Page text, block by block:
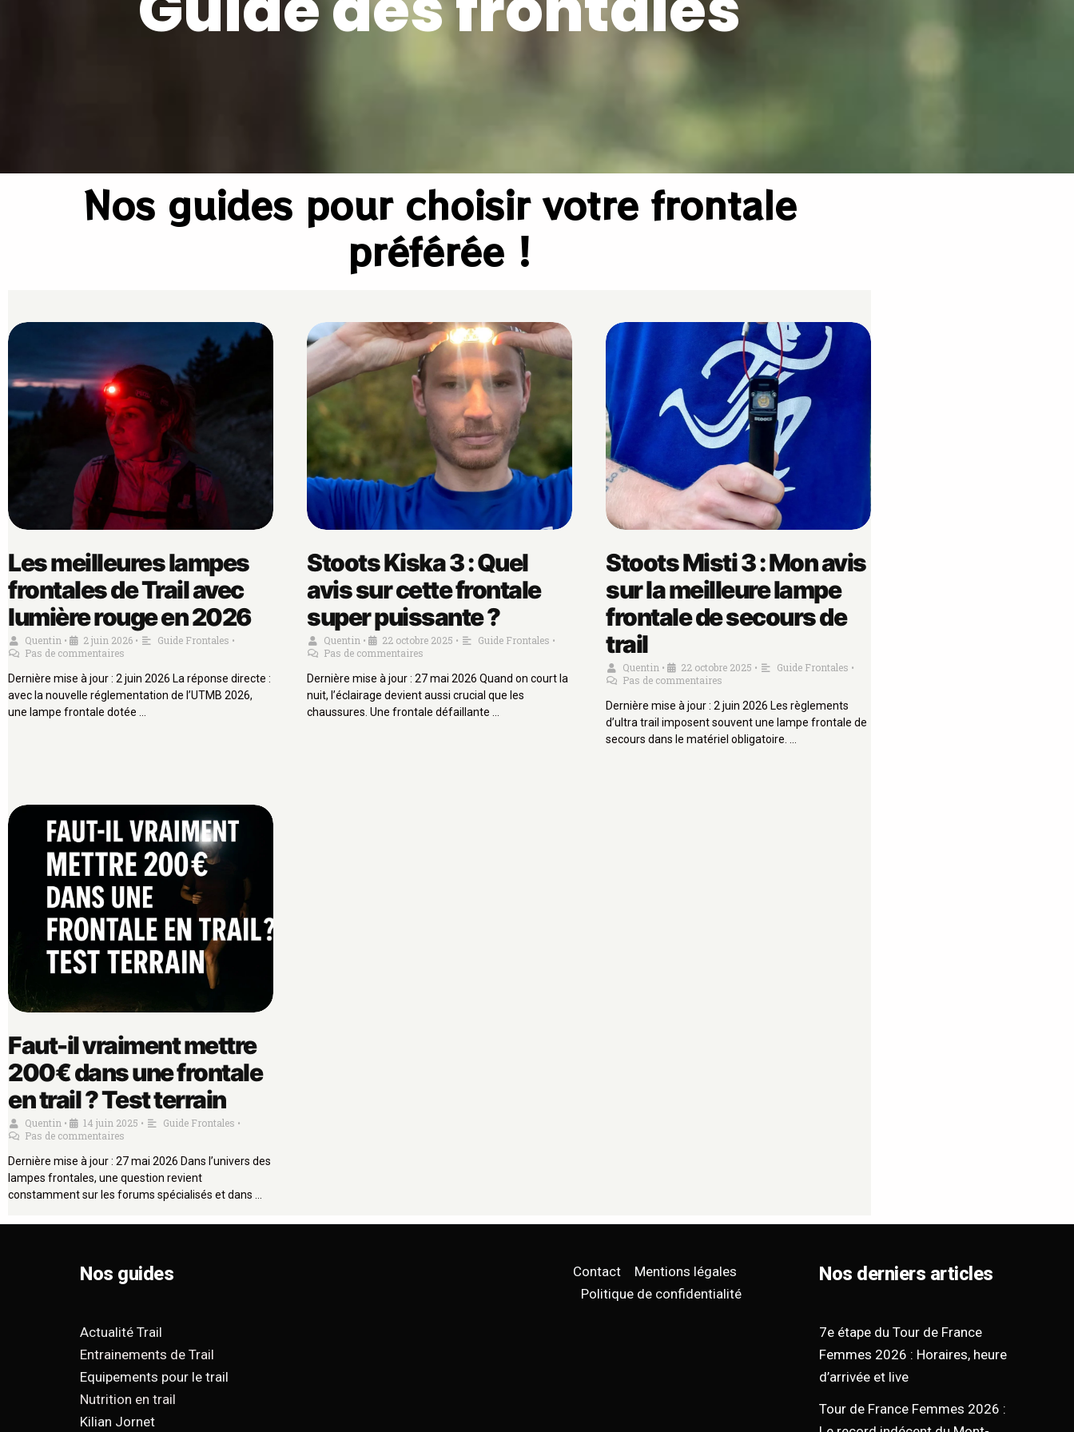
Nos guides pour choisir votre frontale
préférée !
Les meilleures lampes
frontales de Trail avec
lumière rouge en 2026
Quentin • 2 juin 2026 • Guide Frontales •
Pas de commentaires
Dernière mise à jour : 2 juin 2026 La réponse directe :
avec la nouvelle réglementation de l’UTMB 2026,
une lampe frontale dotée …
Stoots Kiska 3 : Quel
avis sur cette frontale
super puissante ?
Quentin • 22 octobre 2025 • Guide Frontales •
Pas de commentaires
Dernière mise à jour : 27 mai 2026 Quand on court la
nuit, l’éclairage devient aussi crucial que les
chaussures. Une frontale défaillante …
Stoots Misti 3 : Mon avis
sur la meilleure lampe
frontale de secours de
trail
Quentin • 22 octobre 2025 • Guide Frontales •
Pas de commentaires
Dernière mise à jour : 2 juin 2026 Les règlements
d’ultra trail imposent souvent une lampe frontale de
secours dans le matériel obligatoire. …
Faut-il vraiment mettre
200€ dans une frontale
en trail ? Test terrain
Quentin • 14 juin 2025 • Guide Frontales •
Pas de commentaires
Dernière mise à jour : 27 mai 2026 Dans l’univers des
lampes frontales, une question revient
constamment sur les forums spécialisés et dans …
Nos guides
Actualité Trail
Entrainements de Trail
Equipements pour le trail
Nutrition en trail
Kilian Jornet
Contact
Mentions légales
Politique de confidentialité
Nos derniers articles
7e étape du Tour de France
Femmes 2026 : Horaires, heure
d’arrivée et live
Tour de France Femmes 2026 :